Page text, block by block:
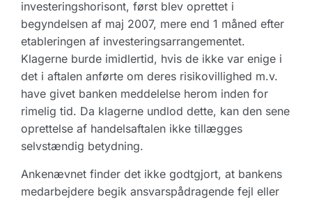
investeringshorisont, først blev oprettet i
begyndelsen af maj 2007, mere end 1 måned efter
etableringen af investeringsarrangementet.
Klagerne burde imidlertid, hvis de ikke var enige i
det i aftalen anførte om deres risikovillighed m.v.
have givet banken meddelelse herom inden for
rimelig tid. Da klagerne undlod dette, kan den sene
oprettelse af handelsaftalen ikke tillægges
selvstændig betydning.
Ankenævnet finder det ikke godtgjort, at bankens
medarbejdere begik ansvarspådragende fejl eller